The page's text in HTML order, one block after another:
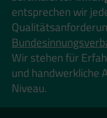
entsprechen wir
Wir stehen für
und handwerkliche
Niveau.